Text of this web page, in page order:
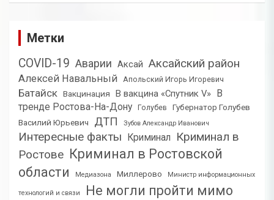
Метки
COVID-19 Аварии Аксай Аксайский район
Алексей Навальный Апольский Игорь Игоревич
Батайск Вакцинация В вакцина «Спутник V»
В
тренде Ростова-На-Дону
Голубев
Губернатор Голубев
Василий Юрьевич
ДТП Зубов Александр Иванович
Интересные факты Криминал
Криминал в
Ростове Криминал в Ростовской
области
Медиазона Миллерово Министр информационных
технологий и связи Не могли пройти мимо